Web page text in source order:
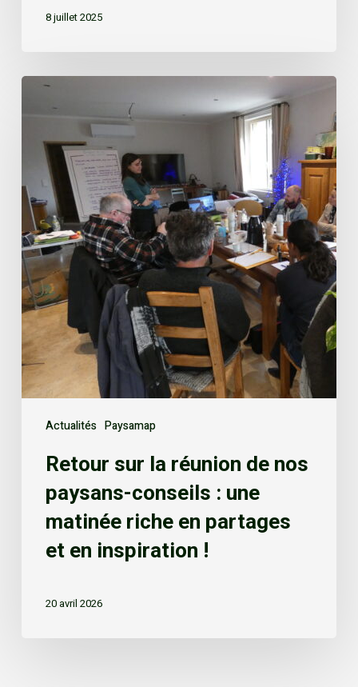
8 juillet 2025
Actualités Paysamap
Retour sur la réunion de nos
paysans-conseils : une
matinée riche en partages
et en inspiration !
20 avril 2026